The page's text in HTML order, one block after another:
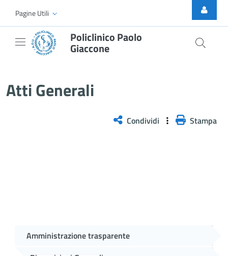
Skip to Main Content
Pagine Utili
Policlinico Paolo
Giaccone
Atti Generali
Condividi Stampa
Amministrazione trasparente